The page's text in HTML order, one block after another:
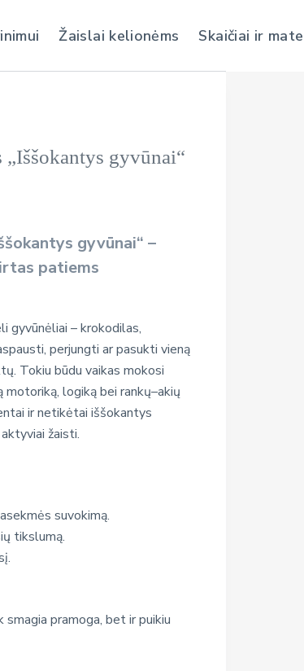
Žaislai kelionėms Skaičiai ir
gyvūnai“
gyvūnai“ –
patiems
gyvūnėliai – krokodilas,
perjungti ar pasukti vieną
Tokiu būdu vaikas mokosi
logiką bei rankų–akių
ir netikėtai iššokantys
žaisti.
suvokimą.
tikslumą.
pramoga, bet ir puikiu